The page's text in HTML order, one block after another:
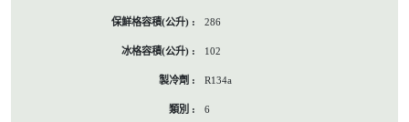
286
102
R134a
6